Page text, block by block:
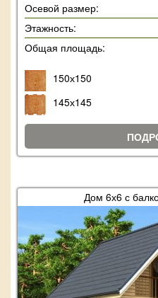
Осевой размер:
Этажность:
Общая площадь:
150х150
145х145
Дом 6х6 с